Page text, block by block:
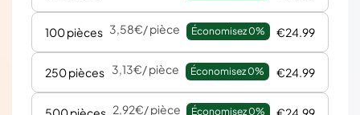
100 pièces 3,58€/ pièce Économisez 0% €24.99
250 pièces 3,13€/ pièce Économisez 0% €24.99
2,92€/ pièce Économisez 0%